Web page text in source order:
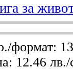
за
формат:
12.46 лв./